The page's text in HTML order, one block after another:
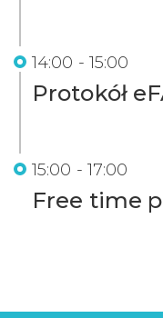
14:00 - 15:00
Protokół
15:00 - 17:00
Free time